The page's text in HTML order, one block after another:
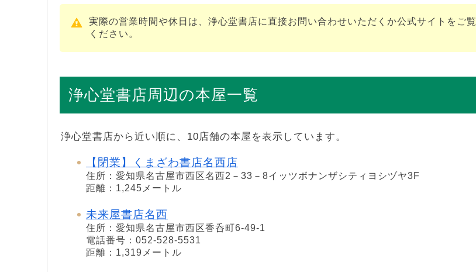
実際の営業時間や休日は、浄心堂書店に直接お問い合わせいただくか公式サイトをご覧
ください。
浄心堂書店周辺の本屋一覧
浄心堂書店から近い順に、10店舗の本屋を表示しています。
【閉業】くまざわ書店名西店
住所：愛知県名古屋市西区名西2－33－8イッツボナンザシティヨシヅヤ3F
距離：1,245メートル
未来屋書店名西
住所：愛知県名古屋市西区香呑町6-49-1
電話番号：052-528-5531
距離：1,319メートル